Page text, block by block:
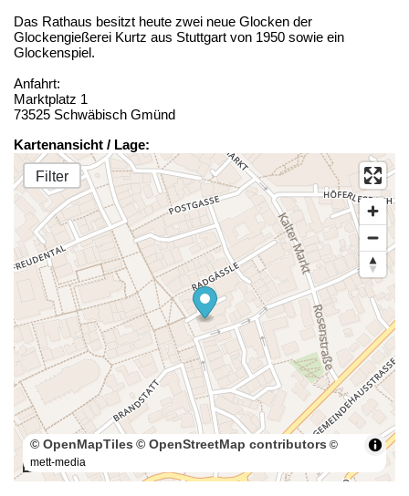
Das Rathaus besitzt heute zwei neue Glocken der
Glockengießerei Kurtz aus Stuttgart von 1950 sowie ein
Glockenspiel.
Anfahrt:
Marktplatz 1
73525 Schwäbisch Gmünd
Kartenansicht / Lage:
Filter
100 m
© OpenMapTiles © OpenStreetMap contributors ©
mett-media